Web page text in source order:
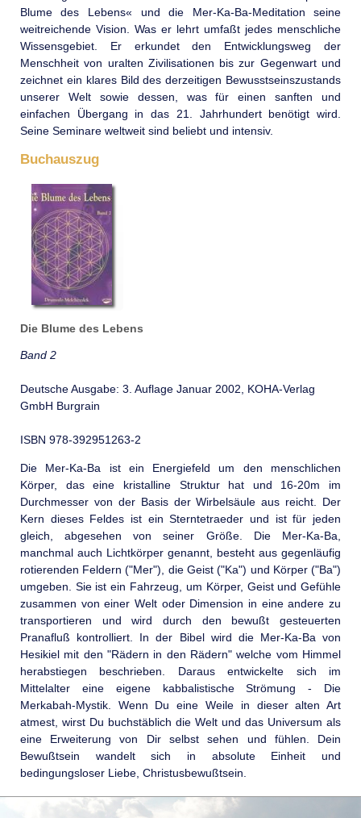
Blume des Lebens« und die Mer-Ka-Ba-Meditation seine
weitreichende Vision. Was er lehrt umfaßt jedes menschliche
Wissens­gebiet. Er erkundet den Entwick­lungsweg der
Menschheit von uralten Zivilisationen bis zur Gegenwart und
zeichnet ein klares Bild des derzeitigen Bewusstseins­zustands
unserer Welt sowie dessen, was für einen sanften und
einfachen Übergang in das 21. Jahr­hundert benötigt wird.
Seine Seminare weltweit sind beliebt und intensiv.
Buchauszug
Die Blume des Lebens
Band 2
Deutsche Ausgabe: 3. Auflage Januar 2002, KOHA-Verlag
GmbH Burgrain
ISBN 978-392951263-2
Die Mer-Ka-Ba ist ein Energiefeld um den menschlichen
Körper, das eine kristalline Struktur hat und 16-20m im
Durchmesser von der Basis der Wirbelsäule aus reicht. Der
Kern dieses Feldes ist ein Sterntetraeder und ist für jeden
gleich, abgesehen von seiner Größe. Die Mer-Ka-Ba,
manchmal auch Lichtkörper genannt, besteht aus gegenläufig
rotierenden Feldern ("Mer"), die Geist ("Ka") und Körper ("Ba")
umgeben. Sie ist ein Fahrzeug, um Körper, Geist und Gefühle
zusammen von einer Welt oder Dimension in eine andere zu
transportieren und wird durch den bewußt gesteuerten
Pranafluß kontrolliert. In der Bibel wird die Mer-Ka-Ba von
Hesikiel mit den "Rädern in den Rädern" welche vom Himmel
herabstiegen beschrieben. Daraus entwickelte sich im
Mittelalter eine eigene kabbalistische Strömung - Die
Merkabah-Mystik. Wenn Du eine Weile in dieser alten Art
atmest, wirst Du buchstäblich die Welt und das Universum als
eine Erweiterung von Dir selbst sehen und fühlen. Dein
Bewußtsein wandelt sich in absolute Einheit und
bedingungsloser Liebe, Christusbewußtsein.